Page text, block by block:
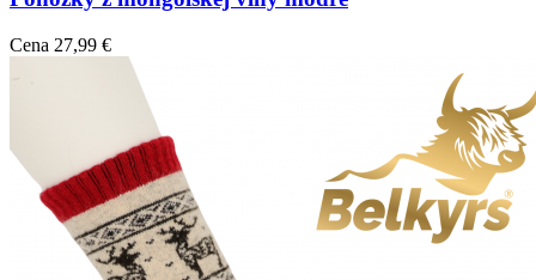
Cena 27,99 €